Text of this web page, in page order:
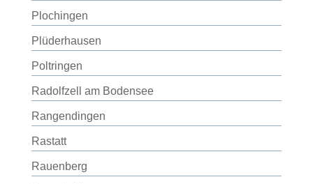
Plochingen
Plüderhausen
Poltringen
Radolfzell am Bodensee
Rangendingen
Rastatt
Rauenberg